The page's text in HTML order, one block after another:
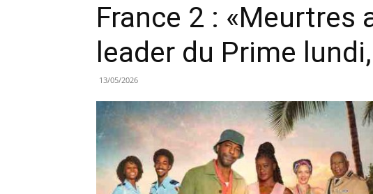
France 2 : «Meurtres
leader du Prime
13/05/2026